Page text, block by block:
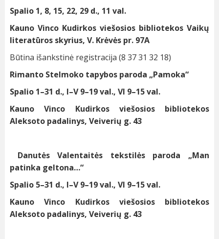
Spalio 1, 8, 15, 22, 29 d., 11 val.
Kauno Vinco Kudirkos viešosios bibliotekos Vaikų
literatūros skyrius, V. Krėvės pr. 97A
Būtina išankstinė registracija (8 37 31 32 18)
Rimanto Stelmoko tapybos paroda „Pamoka“
Spalio 1–31 d., I–V 9–19 val., VI 9–15 val.
Kauno Vinco Kudirkos viešosios bibliotekos
Aleksoto padalinys, Veiverių g. 43
Danutės Valentaitės tekstilės paroda „Man
patinka geltona…“
Spalio 5–31 d., I–V 9–19 val., VI 9–15 val.
Kauno Vinco Kudirkos viešosios bibliotekos
Aleksoto padalinys, Veiverių g. 43